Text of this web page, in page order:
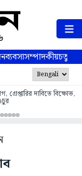
ব্যবসাসম্পাদকীয়
দাবিতে বিক্ষোভ,